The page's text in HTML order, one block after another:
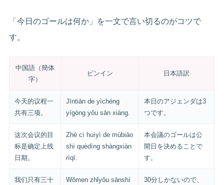
「今日のゴールは何か」を一文で言い切るのがコツで
す。
中国語（簡体
字）
ピンイン 日本語訳
今天的议程一
共有三项。
Jīntiān de yìchéng
yígòng yǒu sān xiàng.
本日のアジェンダは3
つです。
这次会议的目
标是确定上线
日期。
Zhè cì huìyì de mùbiāo
shì quèdìng shàngxiàn
rìqī.
本会議のゴールは公
開日を決めることで
す。
我们只有三十
Wǒmen zhǐyǒu sānshí
30分しかないので、